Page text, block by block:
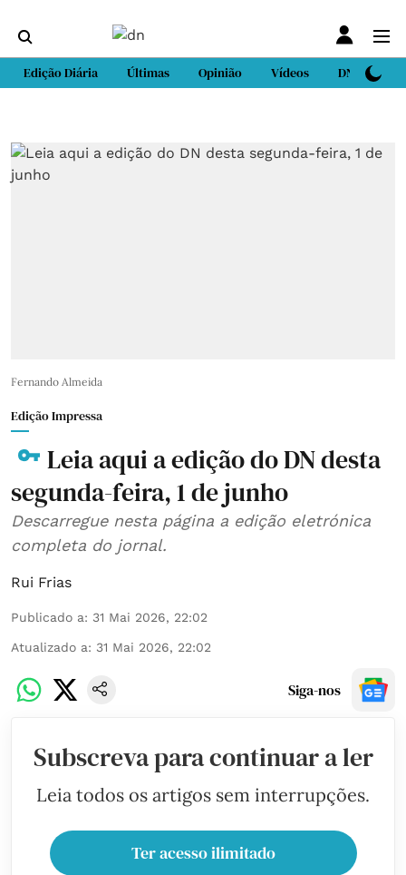
Edição Diária Últimas Opinião Vídeos DN Sport
Fernando Almeida
Edição Impressa
Leia aqui a edição do DN desta
segunda-feira, 1 de junho
Descarregue nesta página a edição eletrónica
completa do jornal.
Rui Frias
Publicado a: 31 Mai 2026, 22:02
Atualizado a: 31 Mai 2026, 22:02
Siga-nos
Subscreva para continuar a ler
Leia todos os artigos sem interrupções.
Ter acesso ilimitado